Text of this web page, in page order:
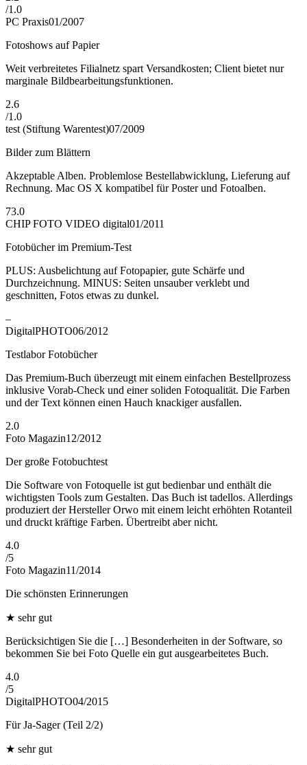
/1.0
PC Praxis01/2007
Fotoshows auf Papier
Weit verbreitetes Filialnetz spart Versandkosten; Client bietet nur
marginale Bildbearbeitungsfunktionen.
2.6
/1.0
test (Stiftung Warentest)07/2009
Bilder zum Blättern
Akzeptable Alben. Problemlose Bestellabwicklung, Lieferung auf
Rechnung. Mac OS X kompatibel für Poster und Fotoalben.
73.0
CHIP FOTO VIDEO digital01/2011
Fotobücher im Premium-Test
PLUS: Ausbelichtung auf Fotopapier, gute Schärfe und
Durchzeichnung. MINUS: Seiten unsauber verklebt und
geschnitten, Fotos etwas zu dunkel.
–
DigitalPHOTO06/2012
Testlabor Fotobücher
Das Premium-Buch überzeugt mit einem einfachen Bestellprozess
inklusive Vorab-Check und einer soliden Fotoqualität. Die Farben
und der Text können einen Hauch knackiger ausfallen.
2.0
Foto Magazin12/2012
Der große Fotobuchtest
Die Software von Fotoquelle ist gut bedienbar und enthält die
wichtigsten Tools zum Gestalten. Das Buch ist tadellos. Allerdings
produziert der Hersteller Orwo mit einem leicht erhöhten Rotanteil
und druckt kräftige Farben. Übertreibt aber nicht.
4.0
/5
Foto Magazin11/2014
Die schönsten Erinnerungen
★ sehr gut
Berücksichtigen Sie die […] Besonderheiten in der Software, so
bekommen Sie bei Foto Quelle ein gut ausgearbeitetes Buch.
4.0
/5
DigitalPHOTO04/2015
Für Ja-Sager (Teil 2/2)
★ sehr gut